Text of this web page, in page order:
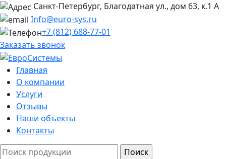
Санкт-Петербург, Благодатная ул., дом 63, к.1 А
Info@euro-sys.ru
+7 (812) 688-77-01
Заказать звонок
Главная
О компании
Услуги
Отзывы
Наши объекты
Контакты